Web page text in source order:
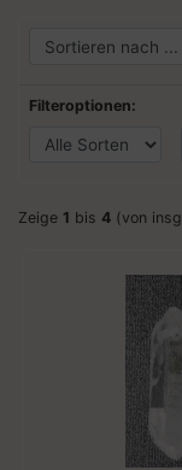
Filteroptionen:
Zeige 1 bis 4 (von